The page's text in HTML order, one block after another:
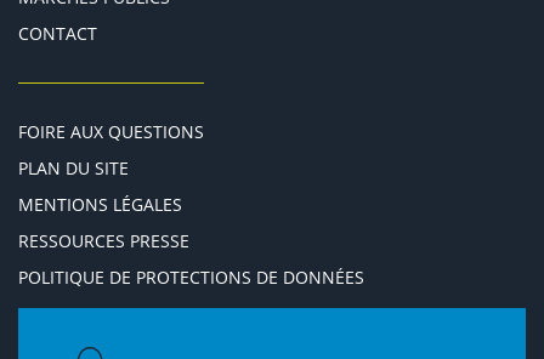
CONTACT
FOIRE AUX QUESTIONS
PLAN DU SITE
MENTIONS LÉGALES
RESSOURCES PRESSE
POLITIQUE DE PROTECTIONS DE DONNÉES